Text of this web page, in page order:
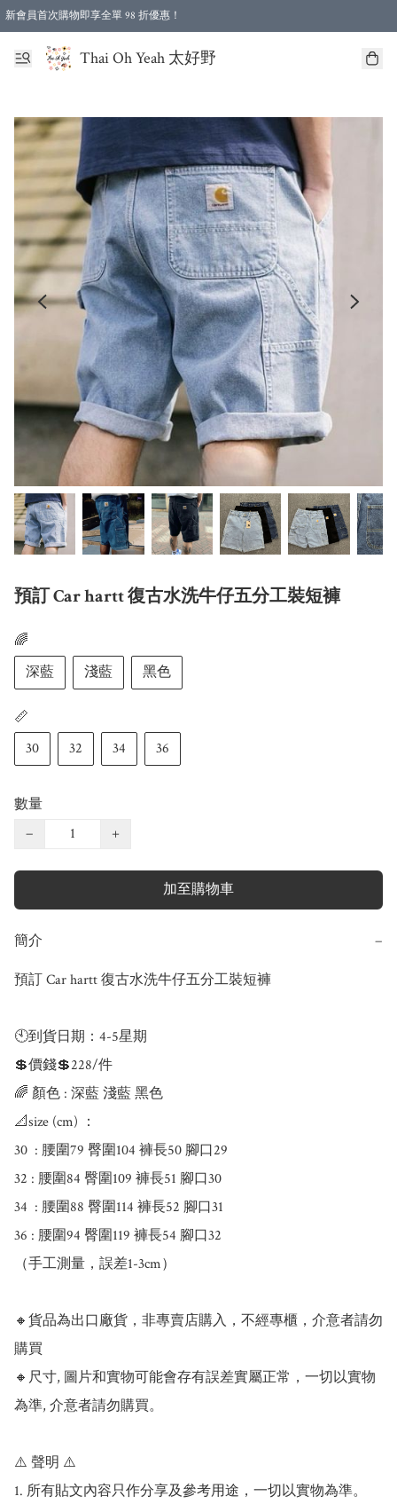
新會員首次購物即享全單 98 折優惠！
特選會員可享全單低至 96 折優惠！
Thai Oh Yeah 太好野
預訂 Car hartt 復古水洗牛仔五分工裝短褲
🌈
深藍
淺藍 黑色
📏
30
32 34 36
數量
−
+
加至購物車
簡介 −
預訂 Car hartt 復古水洗牛仔五分工裝短褲
🕙到貨日期：4-5星期
💲價錢💲228/件
🌈 顏色 : 深藍 淺藍 黑色
📐size (cm) ：
30  : 腰圍79 臀圍104 褲長50 腳口29
32 : 腰圍84 臀圍109 褲長51 腳口30
34  : 腰圍88 臀圍114 褲長52 腳口31
36 : 腰圍94 臀圍119 褲長54 腳口32
（手工測量，誤差1-3cm）
🔸貨品為出口廠貨，非專賣店購入，不經專櫃，介意者請勿
購買
🔸尺寸, 圖片和實物可能會存有誤差實屬正常，一切以實物
為準, 介意者請勿購買。
⚠️ 聲明 ⚠️
1. 所有貼文內容只作分享及參考用途，一切以實物為準。